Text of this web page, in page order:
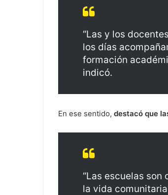
“Las y los
los días
formación
indicó.
En ese sentido, destacó que
“Las escuelas
la vida